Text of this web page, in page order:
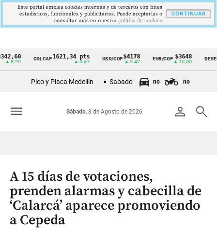
Cintillo
Colombia
COLCAP1621,34 pts USD/COP$4178
▲ 0.42
EUR/COP $3648
▲ 10.00
DESEMPLEO
Pico y Placa Medellín Sabado no no
person search
Sábado, 8 de Agosto de 2026
menu
A 15 días de votaciones,
prenden alarmas y cabecilla de
‘Calarcá’ aparece promoviendo
a Cepeda
Este portal emplea cookies internas y de terceros con fines
estadísticos, funcionales y publicitarios. Puede aceptarlas o
consultar más en nuestra politica de cookies
CONTINUAR